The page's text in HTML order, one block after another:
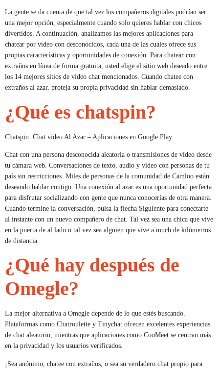
La gente se da cuenta de que tal vez los compañeros digitales podrían ser
una mejor opción, especialmente cuando solo quieres hablar con chicos
divertidos. A continuación, analizamos las mejores aplicaciones para
chatear por vídeo con desconocidos, cada una de las cuales ofrece sus
propias características y oportunidades de conexión. Para chatear con
extraños en línea de forma gratuita, usted elige el sitio web deseado entre
los 14 mejores sitios de video chat mencionados. Cuando chatee con
extraños al azar, proteja su propia privacidad sin hablar demasiado.
¿Qué es chatspin?
Chatspin: Chat video Al Azar – Aplicaciones en Google Play.
Chat con una persona desconocida aleatoria o transmisiones de vídeo desde
tu cámara web. Conversaciones de texto, audio y video con personas de tu
país sin restricciones. Miles de personas de la comunidad de Camloo están
deseando hablar contigo. Una conexión al azar es una oportunidad perfecta
para disfrutar socializando con gente que nunca conocerías de otra manera.
Cuando termine la conversación, pulsa la flecha Siguiente para conectarte
al instante con un nuevo compañero de chat. Tal vez sea una chica que vive
en la puerta de al lado o tal vez sea alguien que vive a much de kilómetros
de distancia.
¿Qué hay después de
Omegle?
La mejor alternativa a Omegle depende de lo que estés buscando.
Plataformas como Chatroulette y Tinychat ofrecen excelentes experiencias
de chat aleatorio, mientras que aplicaciones como CooMeet se centran más
en la privacidad y los usuarios verificados.
¡Sea anónimo, chatee con extraños, o sea su verdadero chat propio para